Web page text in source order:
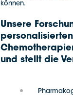
können.
Unsere
und stellt die